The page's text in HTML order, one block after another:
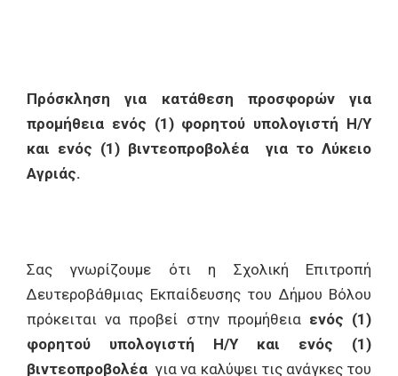
Πρόσκληση για κατάθεση προσφορών για
προμήθεια ενός (1) φορητού υπολογιστή Η/Υ
και ενός (1) βιντεοπροβολέα
για το Λύκειο
Αγριάς.
Σας γνωρίζουμε ότι η Σχολική Επιτροπή
Δευτεροβάθμιας Εκπαίδευσης του Δήμου Βόλου
πρόκειται να προβεί στην προμήθεια ενός (1)
φορητού υπολογιστή Η/Υ και ενός (1)
βιντεοπροβολέα για να καλύψει τις ανάγκες του